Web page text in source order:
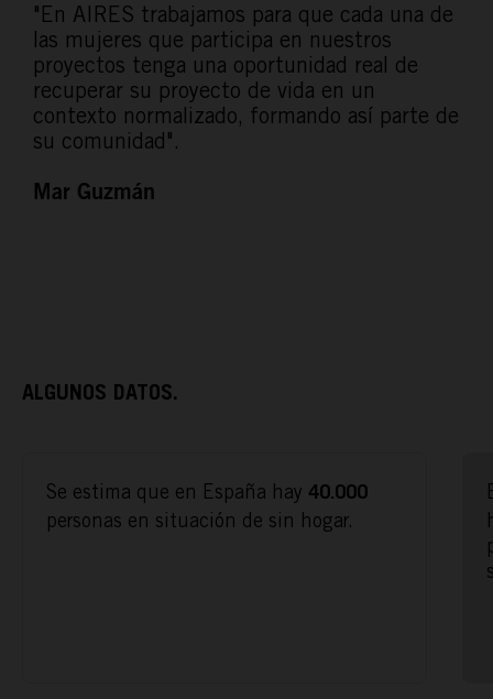
ACTÚA
"En AIRES trabajamos para que cada una de
las mujeres que participa en nuestros
proyectos tenga una oportunidad real de
recuperar su proyecto de vida en un
contexto normalizado, formando así parte de
su comunidad".
Mar Guzmán
ALGUNOS DATOS.
Se estima que en España hay 40.000
personas en situación de sin hogar.